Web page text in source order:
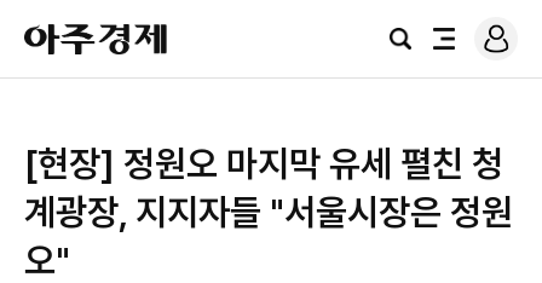
아
주
경
검
전
로
그
[현장] 정원오 마지막 유세 펼친 청
계광장, 지지자들 "서울시장은 정원
오"